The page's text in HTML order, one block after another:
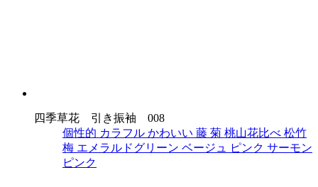
四季草花 引き振袖 008
個性的 カラフル かわいい 藤 菊 桃山花比べ 松竹
梅 エメラルドグリーン ベージュ ピンク サーモン
ピンク